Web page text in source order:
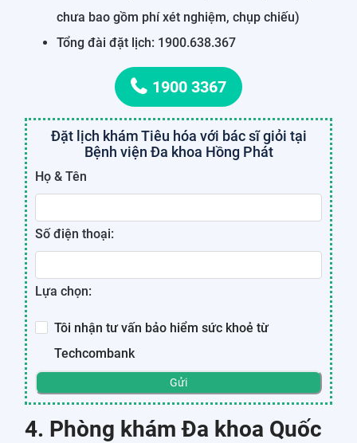
chưa bao gồm phí xét nghiệm, chụp chiếu)
Tổng đài đặt lịch: 1900.638.367
1900 3367
Đặt lịch khám Tiêu hóa với bác sĩ giỏi tại
Bệnh viện Đa khoa Hồng Phát
Họ & Tên
Số điện thoại:
Lựa chọn:
Tôi nhận tư vấn bảo hiểm sức khoẻ từ
Techcombank
Gửi
4. Phòng khám Đa khoa Quốc